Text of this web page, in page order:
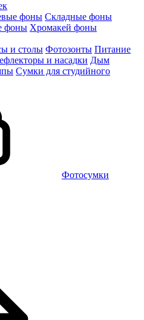
фоны Складные фоны
фоны Хромакей фоны
и столы Фотозонты Питание
и насадки Дым
Сумки для студийного
Фотосумки